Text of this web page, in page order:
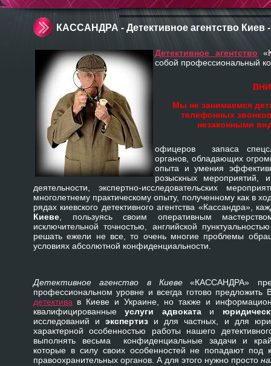
КАССАНДРА - Детективное агентство Киев
Детективное агентство
собой профессиональный
Мы не занимаемся
телефонных
незаконными
офицеров запаса
органов, обладающих
опыта и умения
розыскных мероприятий,
деятельности, экспертно-исследовательских
многолетнему практическому опыту, полученному как в
рядах киевского детективного агентства «Кассандра»,
Киеве , пользуясь своим оперативным
исключительной точностью, английской
решать ежели не все, то очень многие проблемы
условиях абсолютной конфиденциальности.
Детективное агенство в Киеве
«КАССАНДРА»
профессиональном уровне и всегда готово
детектива в Киеве и Украине, но также и
квалифицированныеуслуги адвокатаи
исследований иэкспертиз и для частных, и для
характерной особенностью работы нашего
выполнять весьма
конфиденциальные задачи
и
которые в силу своих особенностей не попадают под
правоохранительных органов. А для этого нужно просто